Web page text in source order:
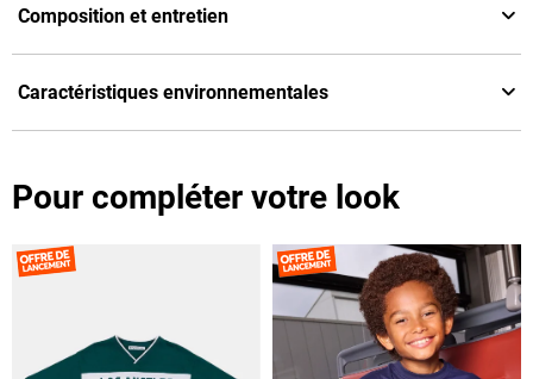
Composition et entretien
Caractéristiques environnementales
Pour compléter votre look